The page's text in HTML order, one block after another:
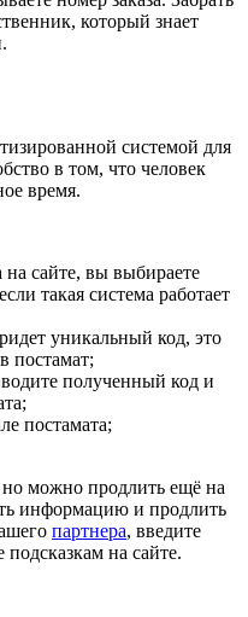
который знает
системой для
в том, что человек
время.
сайте, вы выбираете
такая система работает
уникальный код, это
постамат;
полученный код и
постамата;
можно продлить ещё на
информацию и продлить
партнера, введите
подсказкам на сайте.